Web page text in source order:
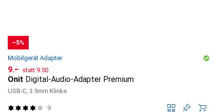
−5%
Mobilgerät Adapter
CHF
9.– statt CHF
9.50
Onit Digital-Audio-Adapter Premium
USB-C, 3.5mm Klinke
9